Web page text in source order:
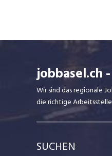
jobbasel.ch
Wir sind das regionale
die richtige Arbeitsstelle
SUCHEN